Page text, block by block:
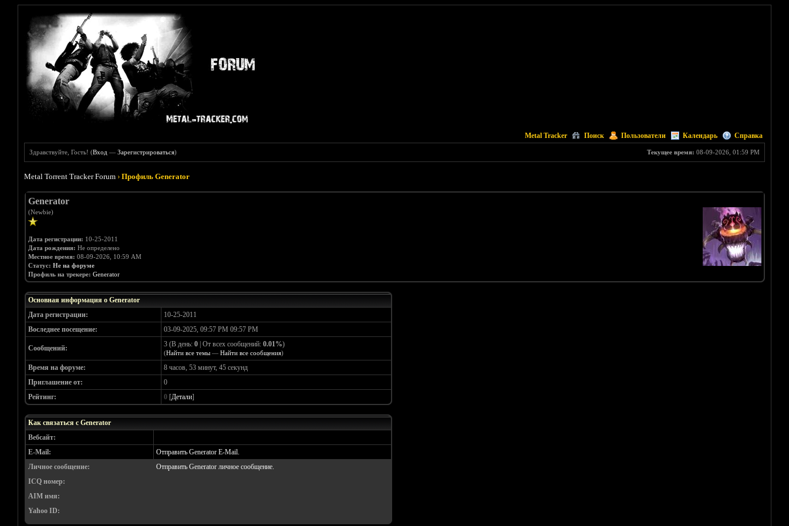
Metal Tracker Поиск Пользователи Календарь Справка
Текущее время: 08-09-2026, 01:59 PM
Здравствуйте, Гость! (Вход —Зарегистрироваться)
Metal Torrent Tracker Forum ›Профиль Generator
Generator
(Newbie)
Дата регистрации: 10-25-2011
Дата рождения: Не определено
Местное время: 08-09-2026, 10:59 AM
Статус: Не на форуме
Профиль на трекере: Generator
Основная информация о Generator
Дата регистрации:
10-25-2011
Воследнее посещение:
03-09-2025, 09:57 PM 09:57 PM
Сообщений: 3 (В день: 0| От всех сообщений: 0.01%)
(Найти все темы— Найти все сообщения)
Время на форуме:
8 часов, 53 минут, 45 секунд
Приглашение от:
0
Рейтинг:
0 [Детали]
Как связаться с Generator
Вебсайт:
E-Mail:
Отправить Generator E-Mail.
Личное сообщение:
Отправить Generator личное сообщение.
ICQ номер:
AIM имя:
Yahoo ID: